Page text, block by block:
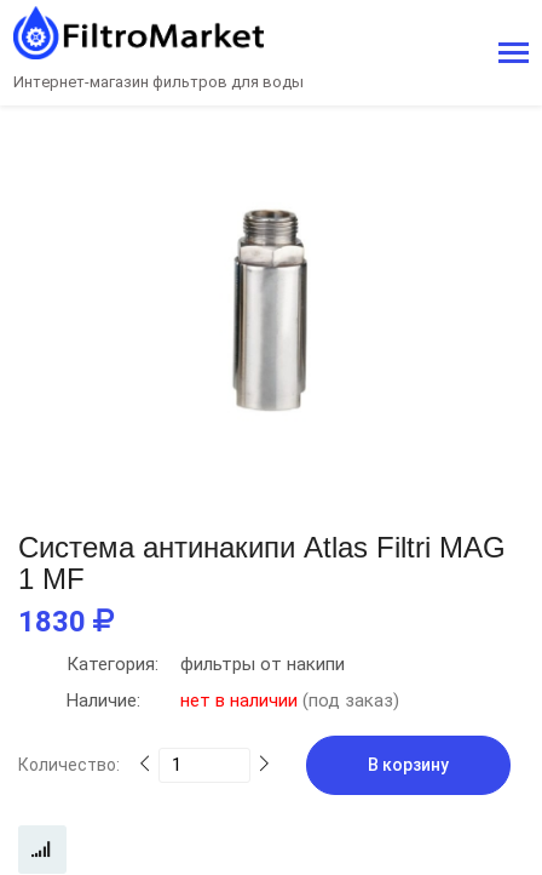
Интернет-магазин фильтров для воды
Система антинакипи Atlas Filtri MAG
1 MF
1830
Категория:
фильтры от накипи
Наличие:
нет в наличии (под заказ)
Количество: В корзину